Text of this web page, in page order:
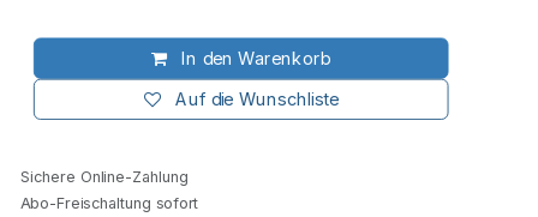
In den Warenkorb
Auf die Wunschliste
Sichere Online-Zahlung
Abo-Freischaltung sofort